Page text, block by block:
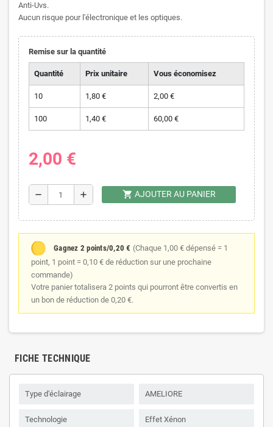
Anti-Uvs.
Aucun risque pour l'électronique et les optiques.
Remise sur la quantité
Quantité Prix unitaire Vous économisez
10 1,80 € 2,00 €
100 1,40 € 60,00 €
2,00 €
remove add shopping_cart AJOUTER AU PANIER
Gagnez 2 points/0,20 € (Chaque 1,00 € dépensé = 1
point, 1 point = 0,10 € de réduction sur une prochaine
commande)
Votre panier totalisera 2 points qui pourront être convertis en
un bon de réduction de 0,20 €.
FICHE TECHNIQUE
Type d'éclairage AMELIORE
Technologie Effet Xénon